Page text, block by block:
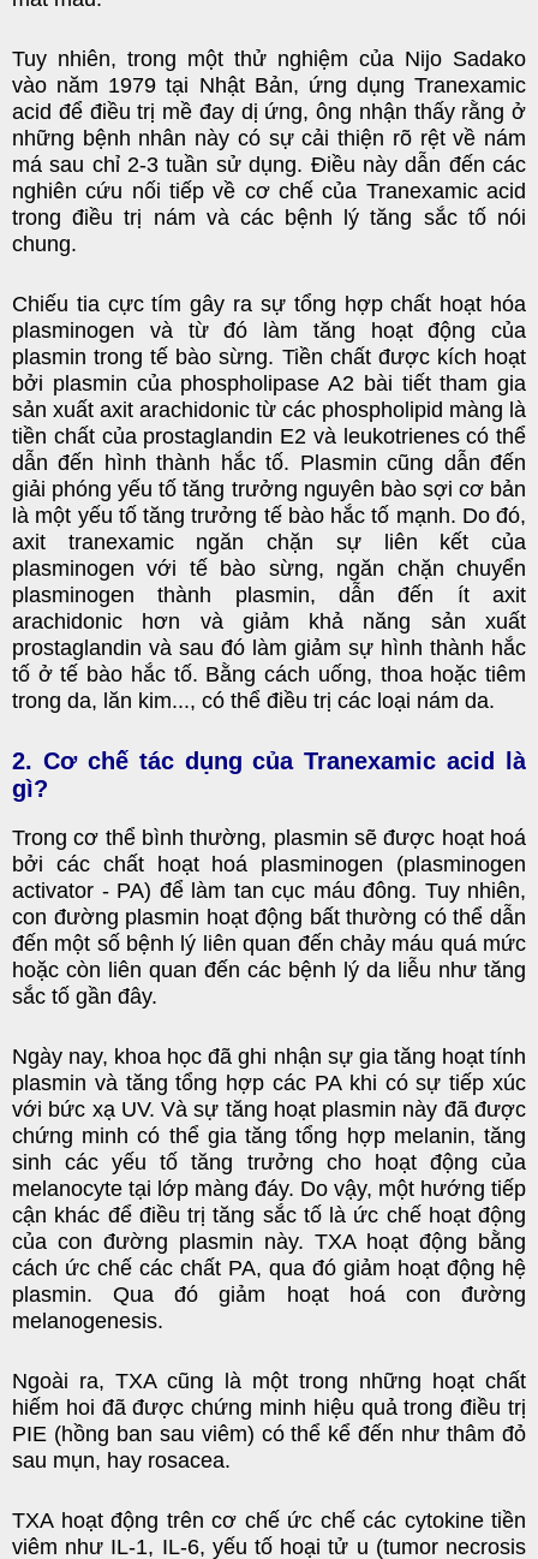
Tuy nhiên, trong một thử nghiệm của Nijo Sadako
vào năm 1979 tại Nhật Bản, ứng dụng Tranexamic
acid để điều trị mề đay dị ứng, ông nhận thấy rằng ở
những bệnh nhân này có sự cải thiện rõ rệt về nám
má sau chỉ 2-3 tuần sử dụng. Điều này dẫn đến các
nghiên cứu nối tiếp về cơ chế của Tranexamic acid
trong điều trị nám và các bệnh lý tăng sắc tố nói
chung.
Chiếu tia cực tím gây ra sự tổng hợp chất hoạt hóa
plasminogen và từ đó làm tăng hoạt động của
plasmin trong tế bào sừng. Tiền chất được kích hoạt
bởi plasmin của phospholipase A2 bài tiết tham gia
sản xuất axit arachidonic từ các phospholipid màng là
tiền chất của prostaglandin E2 và leukotrienes có thể
dẫn đến hình thành hắc tố. Plasmin cũng dẫn đến
giải phóng yếu tố tăng trưởng nguyên bào sợi cơ bản
là một yếu tố tăng trưởng tế bào hắc tố mạnh. Do đó,
axit tranexamic ngăn chặn sự liên kết của
plasminogen với tế bào sừng, ngăn chặn chuyển
plasminogen thành plasmin, dẫn đến ít axit
arachidonic hơn và giảm khả năng sản xuất
prostaglandin và sau đó làm giảm sự hình thành hắc
tố ở tế bào hắc tố. Bằng cách uống, thoa hoặc tiêm
trong da, lăn kim..., có thể điều trị các loại nám da.
2. Cơ chế tác dụng của Tranexamic acid là
gì?
Trong cơ thể bình thường, plasmin sẽ được hoạt hoá
bởi các chất hoạt hoá plasminogen (plasminogen
activator - PA) để làm tan cục máu đông. Tuy nhiên,
con đường plasmin hoạt động bất thường có thể dẫn
đến một số bệnh lý liên quan đến chảy máu quá mức
hoặc còn liên quan đến các bệnh lý da liễu như tăng
sắc tố gần đây.
Ngày nay, khoa học đã ghi nhận sự gia tăng hoạt tính
plasmin và tăng tổng hợp các PA khi có sự tiếp xúc
với bức xạ UV. Và sự tăng hoạt plasmin này đã được
chứng minh có thể gia tăng tổng hợp melanin, tăng
sinh các yếu tố tăng trưởng cho hoạt động của
melanocyte tại lớp màng đáy. Do vậy, một hướng tiếp
cận khác để điều trị tăng sắc tố là ức chế hoạt động
của con đường plasmin này. TXA hoạt động bằng
cách ức chế các chất PA, qua đó giảm hoạt động hệ
plasmin. Qua đó giảm hoạt hoá con đường
melanogenesis.
Ngoài ra, TXA cũng là một trong những hoạt chất
hiếm hoi đã được chứng minh hiệu quả trong điều trị
PIE (hồng ban sau viêm) có thể kể đến như thâm đỏ
sau mụn, hay rosacea.
TXA hoạt động trên cơ chế ức chế các cytokine tiền
viêm như IL-1, IL-6, yếu tố hoại tử u (tumor necrosis